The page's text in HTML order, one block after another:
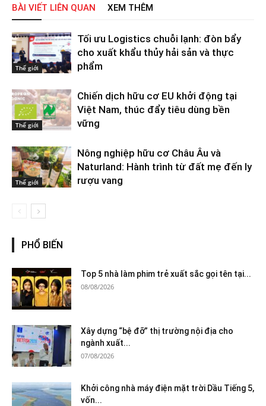
BÀI VIẾT LIÊN QUAN XEM THÊM
Thế giới
Tối ưu Logistics chuỗi lạnh: đòn bẩy
cho xuất khẩu thủy hải sản và thực
phẩm
Thế giới
Chiến dịch hữu cơ EU khởi động tại
Việt Nam, thúc đẩy tiêu dùng bền
vững
Thế giới
Nông nghiệp hữu cơ Châu Âu và
Naturland: Hành trình từ đất mẹ đến ly
rượu vang
PHỔ BIẾN
Top 5 nhà làm phim trẻ xuất sắc gọi tên tại...
08/08/2026
Xây dựng “bệ đỡ” thị trường nội địa cho
ngành xuất...
07/08/2026
Khởi công nhà máy điện mặt trời Dầu Tiếng 5,
vốn...